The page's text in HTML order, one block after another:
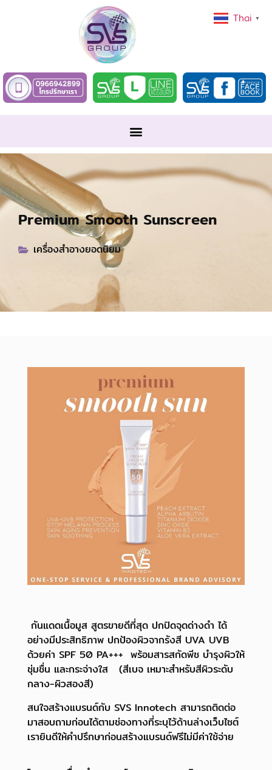
Premium Smooth Sunscreen
เครื่องสำอางยอดนิยม
กันแดดเนื้อมูส สูตรขายดีที่สุด ปกปิดจุดด่างดำ ได้
อย่างมีประสิทธิภาพ ปกป้องผิวจากรังสี UVA UVB
ด้วยค่า SPF 50 PA+++ พร้อมสารสกัดพีช บำรุงผิวให้
ชุ่มชื่น และกระจ่างใส (สีเบจ เหมาะสำหรับสีผิวระดับ
กลาง-ผิวสองสี)
สนใจสร้างแบรนด์กับ SVS Innotech สามารถติดต่อ
มาสอบถามก่อนได้ตามช่องทางที่ระบุไว้ด้านล่างเว็บไซต์
เรายินดีให้คำปรึกษาก่อนสร้างแบรนด์ฟรีไม่มีค่าใช้จ่าย
Thai ▼